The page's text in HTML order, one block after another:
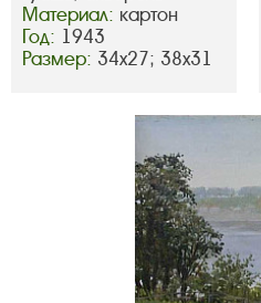
Материал: картон
Год: 1943
Размер: 34х27; 38х31